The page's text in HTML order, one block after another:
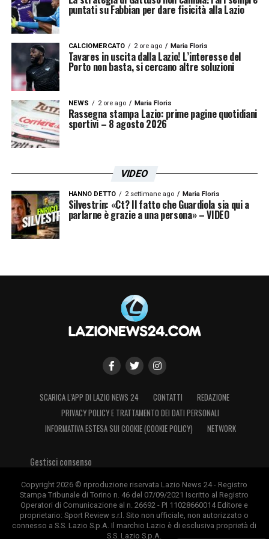
puntati su Fabbian per dare fisicità alla Lazio
CALCIOMERCATO 2 ore ago Maria Floris
Tavares in uscita dalla Lazio! L’interesse del
Porto non basta, si cercano altre soluzioni
NEWS 2 ore ago Maria Floris
Rassegna stampa Lazio: prime pagine quotidiani
sportivi – 8 agosto 2026
VIDEO
HANNO DETTO 2 settimane ago Maria Floris
Silvestrin: «Ct? Il fatto che Guardiola sia qui a
parlarne è grazie a una persona» – VIDEO
SCARICA L’APP DI LAZIO NEWS 24 CONTATTI
REDAZIONE
PRIVACY POLICY E TRATTAMENTO DEI DATI PERSONALI
INFORMATIVA ESTESA SUI COOKIE (COOKIE POLICY)
NETWORK
Gestisci consenso
Copyright 2026 © riproduzione riservata Lazio News 24 - Registro
Stampa Tribunale di Torino n. 46 del 07/09/2021 Iscritto al Registro
Operatori di Comunicazione al n. 26692 - PI 11028660014 Editore e
proprietario: Sport Review s.r.l. Sito non ufficiale, non autorizzato o
connesso a S.S. Lazio S.p.A. Il marchio Lazio è di esclusiva proprietà di
S.S. Lazio S.p.A.